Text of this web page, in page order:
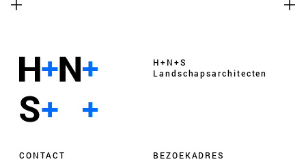
H+N+S
Landschaps­architecten
CONTACT BEZOEKADRES